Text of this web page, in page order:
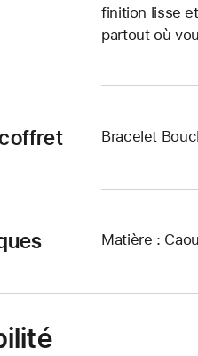
finition lisse
partout où
Bracelet
Matière :